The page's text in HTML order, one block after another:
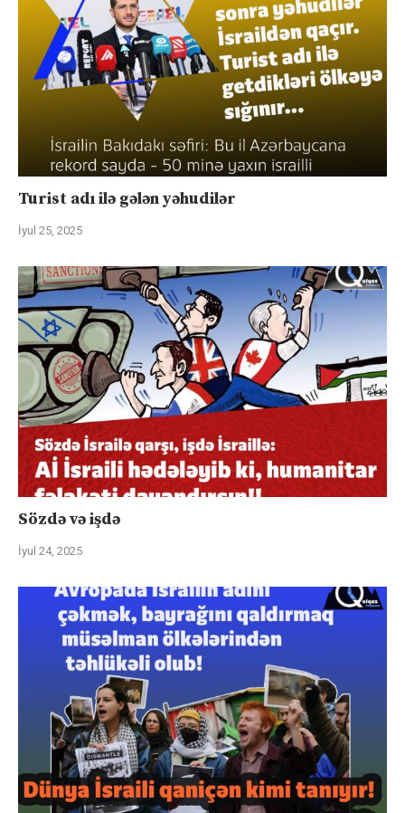
Turist adı ilə gələn yəhudilər
İyul 25, 2025
Sözdə və işdə
İyul 24, 2025